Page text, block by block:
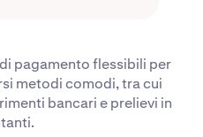
pagamento flessibili per
metodi comodi, tra cui
bancari e prelievi in